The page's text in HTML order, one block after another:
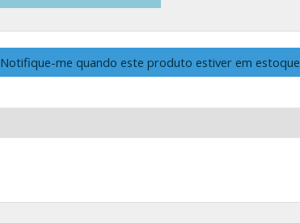
Notifique-me quando este produto estiver em estoque